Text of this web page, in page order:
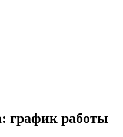
график работы